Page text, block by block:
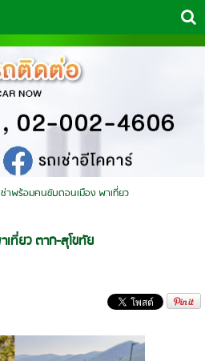
ช่าพร้อมคนขับดอนเมือง พาเที่ยว
ที่ยว ตาก-สุโขทัย